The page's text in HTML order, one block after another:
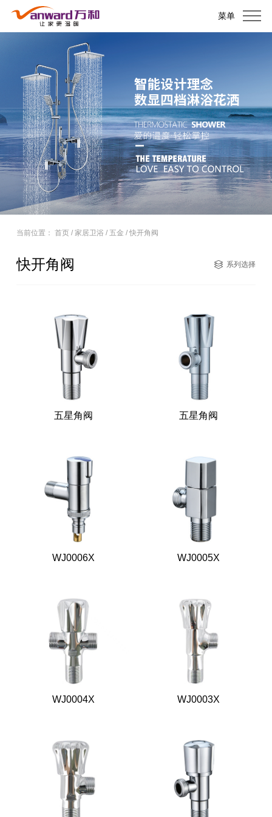
菜单
当前位置： 首页/ 家居卫浴 / 五金 / 快开角阀
快开角阀 系列选择
五星角阀 五星角阀
WJ0006X WJ0005X
WJ0004X WJ0003X